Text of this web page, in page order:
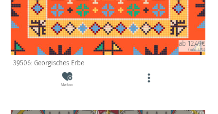
ab 12.49€
(inkl. USt)
39506: Georgisches Erbe
Merken